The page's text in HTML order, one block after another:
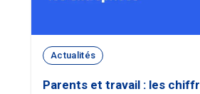
Actualités
Parents et travail : les